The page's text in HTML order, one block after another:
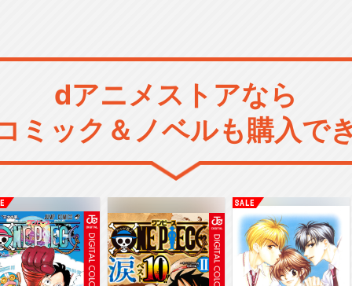
dアニメストアなら
ミック＆ノベルも購入で